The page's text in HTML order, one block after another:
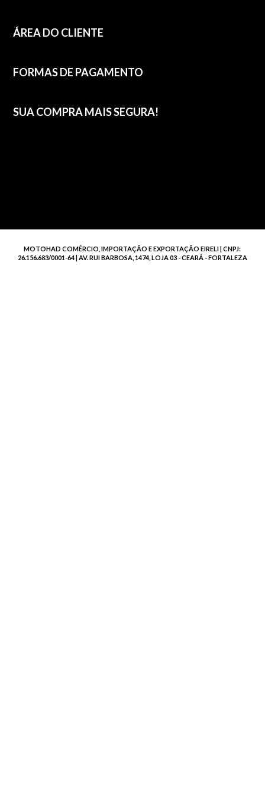
ÁREA DO CLIENTE
FORMAS DE PAGAMENTO
SUA COMPRA MAIS SEGURA!
MOTOHAD COMÉRCIO, IMPORTAÇÃO E EXPORTAÇÃO EIRELI | CNPJ:
26.156.683/0001-64 | AV. RUI BARBOSA, 1474, LOJA 03 - CEARÁ - FORTALEZA